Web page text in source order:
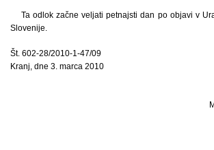
Ta odlok začne veljati petnajsti dan po objavi v
Slovenije.
Št. 602-28/2010-1-47/09
Kranj, dne 3. marca 2010